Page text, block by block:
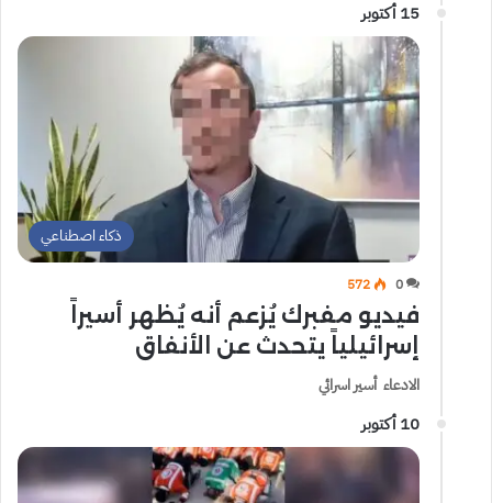
15 أكتوبر
ذكاء اصطناعي
0
572
فيديو مفبرك يُزعم أنه يُظهر أسيراً
إسرائيلياً يتحدث عن الأنفاق
الادعاء أسير اسرائي
10 أكتوبر